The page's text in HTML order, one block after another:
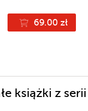
69.00 zł
książki z